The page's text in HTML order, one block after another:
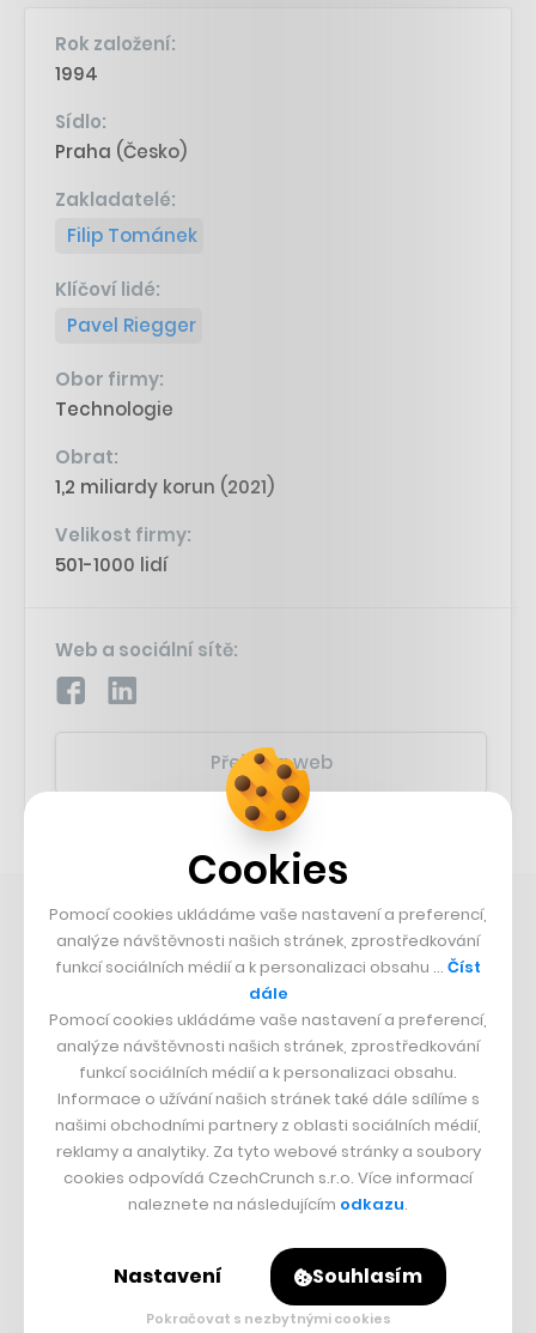
Rok založení:
1994
Sídlo:
Praha (Česko)
Zakladatelé:
Filip Tománek
Klíčoví lidé:
Pavel Riegger
Obor firmy:
Technologie
Obrat:
1,2 miliardy korun (2021)
Velikost firmy:
501-1000 lidí
Web a sociální sítě:
Přejít na web
CO SE DĚJE V AI
Nečekaný směr AI závodu
Kurzy, jak AI vypnout
INVESTICE
Sázka na Xerox
Strnad v Pirelli
Cookies
Pomocí cookies ukládáme vaše nastavení a preferencí,
analýze návštěvnosti našich stránek, zprostředkování
funkcí sociálních médií a k personalizaci obsahu … Číst
dále
Pomocí cookies ukládáme vaše nastavení a preferencí,
analýze návštěvnosti našich stránek, zprostředkování
funkcí sociálních médií a k personalizaci obsahu.
Informace o užívání našich stránek také dále sdílíme s
našimi obchodními partnery z oblasti sociálních médií,
reklamy a analytiky. Za tyto webové stránky a soubory
cookies odpovídá CzechCrunch s.r.o. Více informací
naleznete na následujícím odkazu.
Nastavení Souhlasím
Pokračovat s nezbytnými cookies